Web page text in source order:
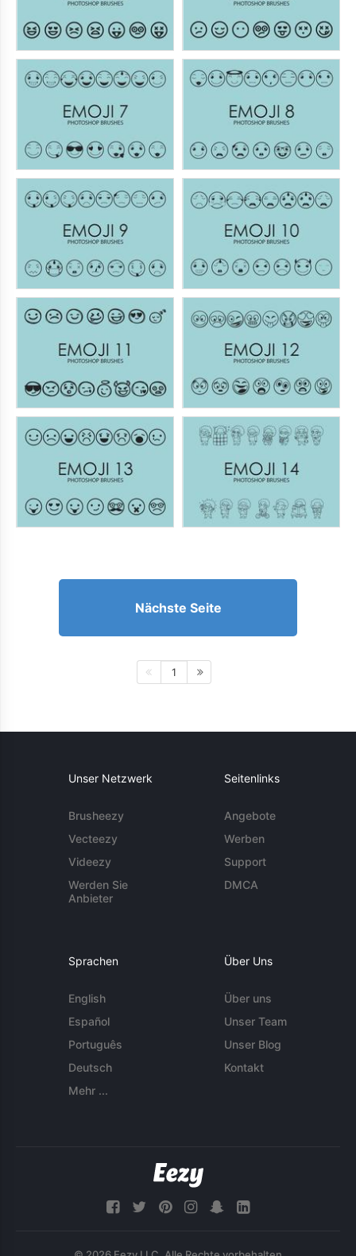
Nächste Seite
1
Unser Netzwerk
Brusheezy
Vecteezy
Videezy
Werden Sie
Anbieter
Seitenlinks
Angebote
Werben
Support
DMCA
Sprachen
English
Español
Português
Deutsch
Mehr ...
Über Uns
Über uns
Unser Team
Unser Blog
Kontakt